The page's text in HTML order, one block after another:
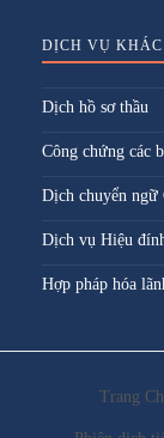
DỊCH VỤ KHÁC
Dịch hồ sơ thầu
Công chứng các
Dịch chuyển ngữ
Dịch vụ Hiệu
Hợp pháp hóa
Trang